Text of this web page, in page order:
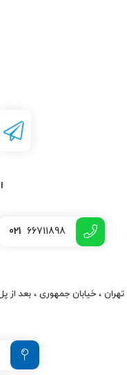
021 66711898
تهران ، خیابان جمهوری ، بعد از